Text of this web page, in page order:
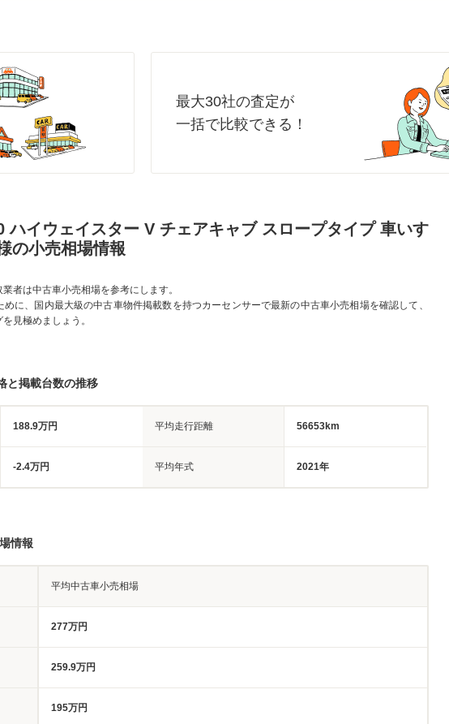
最大30社の査定が
一括で比較できる！
ハイウェイスター V チェアキャブ スロープタイプ 車いす
の小売相場情報
者は中古車小売相場を参考にします。
に、国内最大級の中古車物件掲載数を持つカーセンサーで最新の中古車小売相場を確認して、
見極めましょう。
と掲載台数の推移
188.9万円 平均走行距離 56653km
-2.4万円 平均年式 2021年
情報
平均中古車小売相場
277万円
259.9万円
195万円